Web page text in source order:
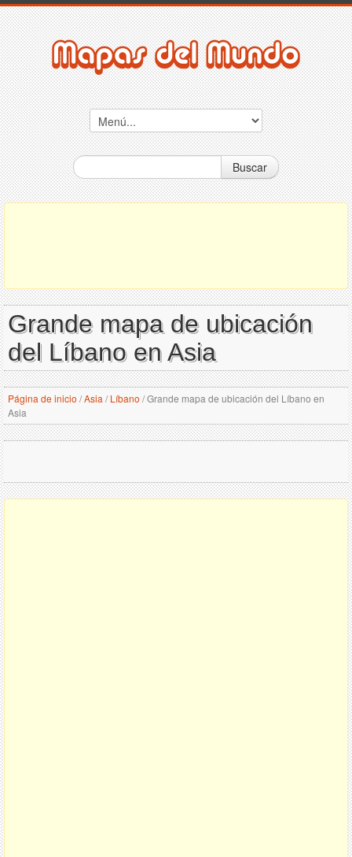
Buscar
Grande mapa de ubicación
del Líbano en Asia
Página de inicio /Asia / Líbano /Grande mapa de ubicación del Líbano en
Asia